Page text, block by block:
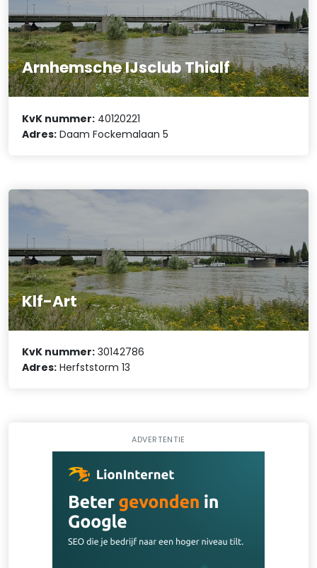
Arnhemsche IJsclub Thialf
KvK nummer: 40120221
Adres: Daam Fockemalaan 5
Klf-Art
KvK nummer: 30142786
Adres: Herfststorm 13
ADVERTENTIE